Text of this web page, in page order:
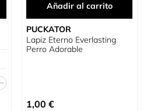
Añadir al carrito
PUCKATOR
Lapiz Eterno Everlasting
Perro Adorable
1,00 €